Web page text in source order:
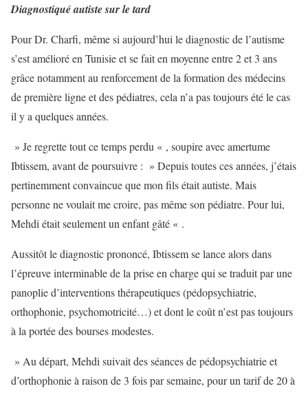
Diagnostiqué autiste sur le tard
Pour Dr. Charfi, même si aujourd’hui le diagnostic de l’autisme
s’est amélioré en Tunisie et se fait en moyenne entre 2 et 3 ans
grâce notamment au renforcement de la formation des médecins
de première ligne et des pédiatres, cela n’a pas toujours été le cas
il y a quelques années.
» Je regrette tout ce temps perdu « , soupire avec amertume
Ibtissem, avant de poursuivre : » Depuis toutes ces années, j’étais
pertinemment convaincue que mon fils était autiste. Mais
personne ne voulait me croire, pas même son pédiatre. Pour lui,
Mehdi était seulement un enfant gâté « .
Aussitôt le diagnostic prononcé, Ibtissem se lance alors dans
l’épreuve interminable de la prise en charge qui se traduit par une
panoplie d’interventions thérapeutiques (pédopsychiatrie,
orthophonie, psychomotricité…) et dont le coût n’est pas toujours
à la portée des bourses modestes.
» Au départ, Mehdi suivait des séances de pédopsychiatrie et
d’orthophonie à raison de 3 fois par semaine, pour un tarif de 20 à